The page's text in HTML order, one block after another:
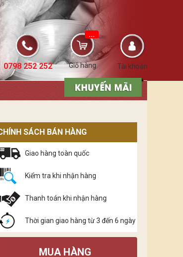
Tài khoản
Giỏ hàng
...
0798 252 252
SÁCH BÁN HÀNG
Giao hàng toàn quốc
Kiểm tra khi nhận hàng
Thanh toán khi nhận hàng
Thời gian giao hàng từ 3 đến 6 ngày
MUA HÀNG